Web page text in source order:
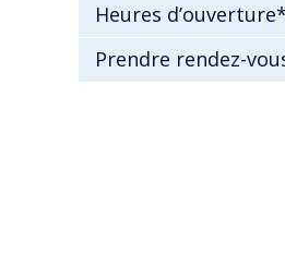
Heures d’ouverture*
Prendre rendez-